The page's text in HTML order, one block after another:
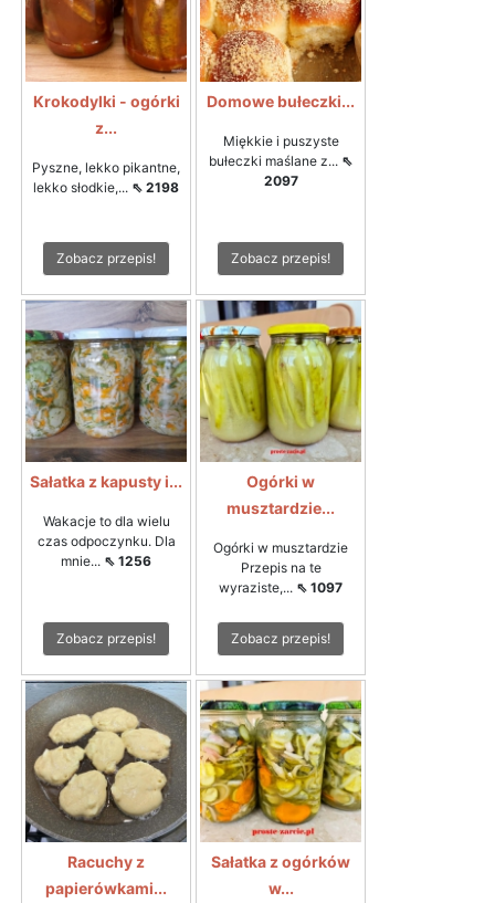
Krokodylki - ogórki
z...
Pyszne, lekko pikantne,
lekko słodkie,... ⇖ 2198
Zobacz przepis!
Domowe bułeczki...
Miękkie i puszyste
bułeczki maślane z... ⇖
2097
Zobacz przepis!
Sałatka z kapusty i...
Wakacje to dla wielu
czas odpoczynku. Dla
mnie... ⇖ 1256
Zobacz przepis!
Ogórki w
musztardzie...
Ogórki w musztardzie
Przepis na te
wyraziste,... ⇖ 1097
Zobacz przepis!
Racuchy z
papierówkami...
Sałatka z ogórków
w...